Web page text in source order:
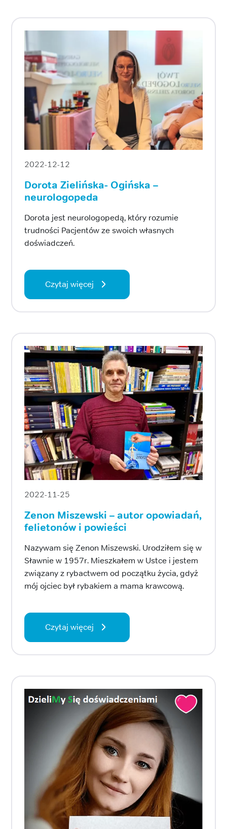
2022-12-12
Dorota Zielińska- Ogińska –
neurologopeda
Dorota jest neurologopedą, który rozumie
trudności Pacjentów ze swoich własnych
doświadczeń.
Czytaj więcej
2022-11-25
Zenon Miszewski – autor opowiadań,
felietonów i powieści
Nazywam się Zenon Miszewski. Urodziłem się w
Sławnie w 1957r. Mieszkałem w Ustce i jestem
związany z rybactwem od początku życia, gdyż
mój ojciec był rybakiem a mama krawcową.
Czytaj więcej